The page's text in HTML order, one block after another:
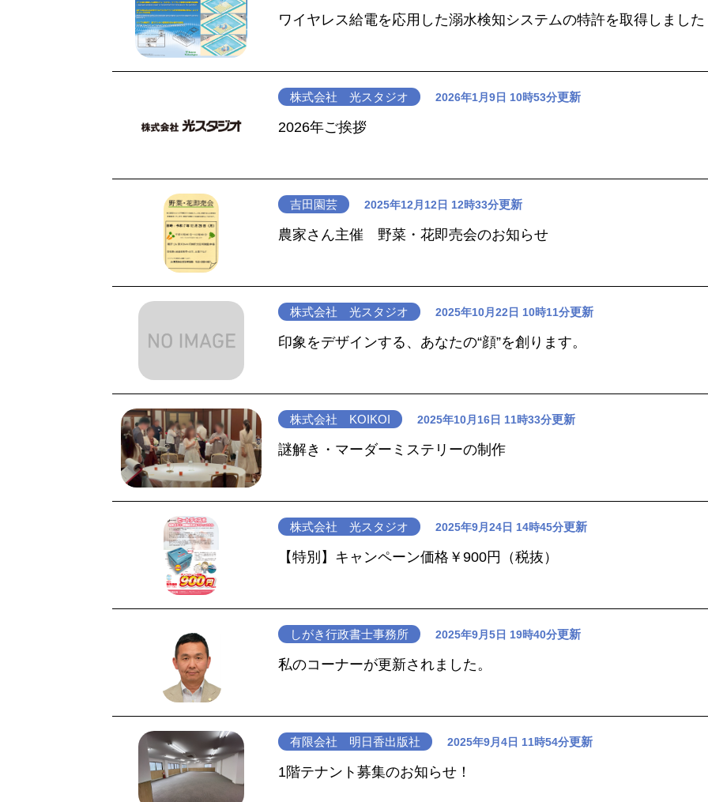
ワイヤレス給電を応用した溺水検知システムの特許を取得しました
株式会社 光スタジオ 2026年1月9日 10時53分更新
2026年ご挨拶
吉田園芸 2025年12月12日 12時33分更新
農家さん主催 野菜・花即売会のお知らせ
株式会社 光スタジオ 2025年10月22日 10時11分更新
印象をデザインする、あなたの“顔”を創ります。
株式会社 KOIKOI 2025年10月16日 11時33分更新
謎解き・マーダーミステリーの制作
株式会社 光スタジオ 2025年9月24日 14時45分更新
【特別】キャンペーン価格￥900円（税抜）
しがき行政書士事務所 2025年9月5日 19時40分更新
私のコーナーが更新されました。
有限会社 明日香出版社 2025年9月4日 11時54分更新
1階テナント募集のお知らせ！